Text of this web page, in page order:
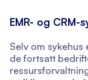
EMR- og CRM-
Selv om
de fortsatt